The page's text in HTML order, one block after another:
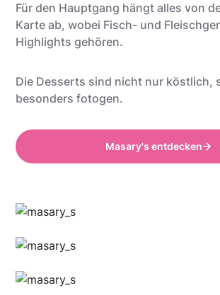
Für den Hauptgang hängt alles von
Karte ab, wobei Fisch- und
Highlights gehören.
Die Desserts sind nicht nur köstlich,
besonders fotogen.
Masary's entdecken